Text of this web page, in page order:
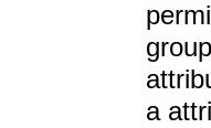
a